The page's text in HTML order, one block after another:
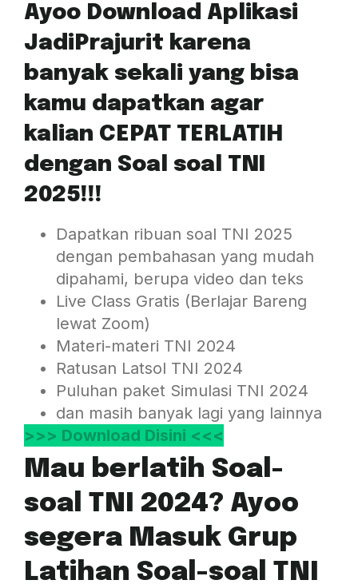
Ayoo Download Aplikasi
JadiPrajurit karena
banyak sekali yang bisa
kamu dapatkan agar
kalian CEPAT TERLATIH
dengan Soal soal TNI
2025!!!
Dapatkan ribuan soal TNI 2025
dengan pembahasan yang mudah
dipahami, berupa video dan teks
Live Class Gratis (Berlajar Bareng
lewat Zoom)
Materi-materi TNI 2024
Ratusan Latsol TNI 2024
Puluhan paket Simulasi TNI 2024
dan masih banyak lagi yang lainnya
>>> Download Disini <<<
Mau berlatih Soal-
soal TNI 2024? Ayoo
segera Masuk Grup
Latihan Soal-soal TNI